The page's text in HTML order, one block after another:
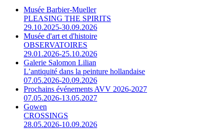
Musée Barbier-Mueller
PLEASING THE SPIRITS
29.10.2025-30.09.2026
Musée d'art et d'histoire
OBSERVATOIRES
29.01.2026-25.10.2026
Galerie Salomon Lilian
L’antiquité dans la peinture hollandaise
07.05.2026-20.09.2026
Prochains événements AVV 2026-2027
07.05.2026-13.05.2027
Gowen
CROSSINGS
28.05.2026-10.09.2026